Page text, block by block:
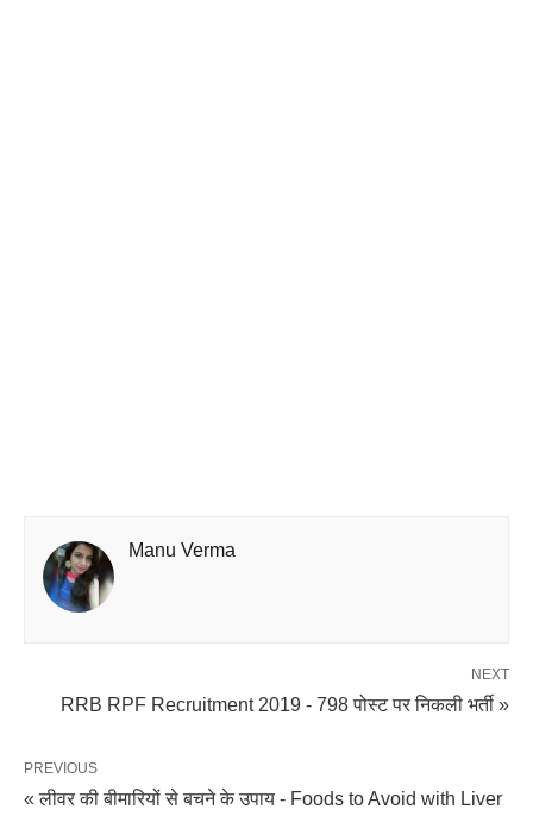
Manu Verma
NEXT
RRB RPF Recruitment 2019 - 798 पोस्ट पर निकली भर्ती »
PREVIOUS
« लीवर की बीमारियों से बचने के उपाय - Foods to Avoid with Liver